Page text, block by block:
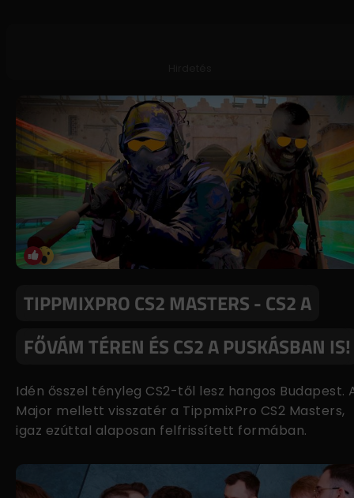
TIPPMIXPRO CS2 MASTERS - CS2 A
FŐVÁM TÉREN ÉS CS2 A PUSKÁSBAN IS!
Idén ősszel tényleg CS2-től lesz hangos Budapest.
Major mellett visszatér a TippmixPro CS2 Masters,
igaz ezúttal alaposan felfrissített formában.